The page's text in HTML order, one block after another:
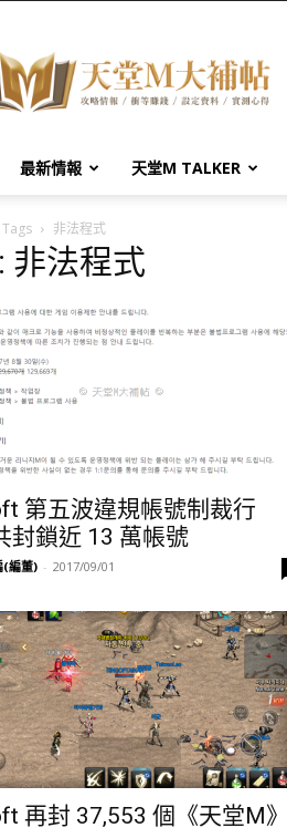
堂
M
大
帖
最新情報 天堂M TALKER
Tags 非法程式
非法程式
第五波違規帳號制裁行
封鎖近 13 萬帳號
(編董) - 2017/09/01
再封 37,553 個《天堂M》